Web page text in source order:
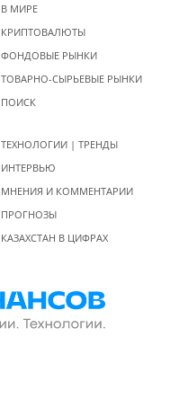
В МИРЕ
КРИПТОВАЛЮТЫ
ФОНДОВЫЕ РЫНКИ
ТОВАРНО-СЫРЬЕВЫЕ РЫНКИ
ПОИСК
ТЕХНОЛОГИИ | ТРЕНДЫ
ИНТЕРВЬЮ
МНЕНИЯ И КОММЕНТАРИИ
ПРОГНОЗЫ
КАЗАХСТАН В ЦИФРАХ